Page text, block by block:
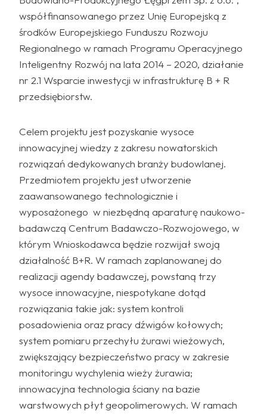
współfinansowanego przez Unię Europejską z
środków Europejskiego Funduszu Rozwoju
Regionalnego w ramach Programu Operacyjnego
Inteligentny Rozwój na lata 2014 – 2020, działanie
nr 2.1 Wsparcie inwestycji w infrastrukturę B + R
przedsiębiorstw.
Celem projektu jest pozyskanie wysoce
innowacyjnej wiedzy z zakresu nowatorskich
rozwiązań dedykowanych branży budowlanej.
Przedmiotem projektu jest utworzenie
zaawansowanego technologicznie i
wyposażonego w niezbędną aparaturę naukowo-
badawczą Centrum Badawczo-Rozwojowego, w
którym Wnioskodawca będzie rozwijał swoją
działalność B+R. W ramach zaplanowanej do
realizacji agendy badawczej, powstaną trzy
wysoce innowacyjne, niespotykane dotąd
rozwiązania takie jak: system kontroli
posadowienia oraz pracy dźwigów kołowych;
system pomiaru przechyłu żurawi wieżowych,
zwiększający bezpieczeństwo pracy w zakresie
monitoringu wychylenia wieży żurawia;
innowacyjna technologia ściany na bazie
warstwowych płyt geopolimerowych. W ramach